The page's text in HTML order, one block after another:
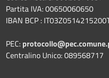
Partita IVA: 00650060650
IBAN BCP :
PEC:
Centralino Unico: 089568717